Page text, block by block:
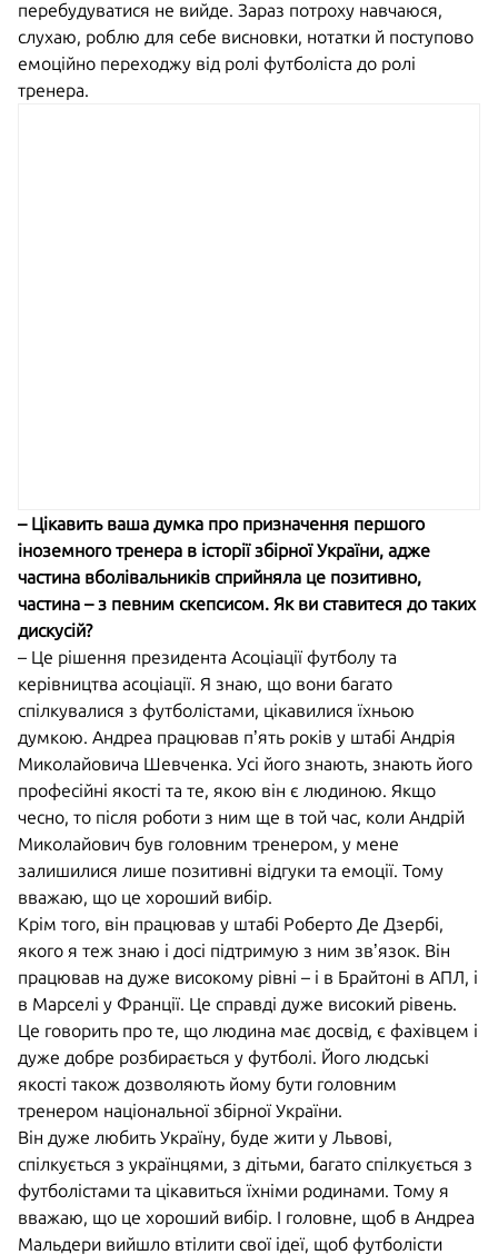
перебудуватися не вийде. Зараз потроху навчаюся,
слухаю, роблю для себе висновки, нотатки й поступово
емоційно переходжу від ролі футболіста до ролі
тренера.
– Цікавить ваша думка про призначення першого
іноземного тренера в історії збірної України, адже
частина вболівальників сприйняла це позитивно,
частина – з певним скепсисом. Як ви ставитеся до таких
дискусій?
– Це рішення президента Асоціації футболу та
керівництва асоціації. Я знаю, що вони багато
спілкувалися з футболістами, цікавилися їхньою
думкою. Андреа працював п’ять років у штабі Андрія
Миколайовича Шевченка. Усі його знають, знають його
професійні якості та те, якою він є людиною. Якщо
чесно, то після роботи з ним ще в той час, коли Андрій
Миколайович був головним тренером, у мене
залишилися лише позитивні відгуки та емоції. Тому
вважаю, що це хороший вибір.
Крім того, він працював у штабі Роберто Де Дзербі,
якого я теж знаю і досі підтримую з ним зв’язок. Він
працював на дуже високому рівні – і в Брайтоні в АПЛ, і
в Марселі у Франції. Це справді дуже високий рівень.
Це говорить про те, що людина має досвід, є фахівцем і
дуже добре розбирається у футболі. Його людські
якості також дозволяють йому бути головним
тренером національної збірної України.
Він дуже любить Україну, буде жити у Львові,
спілкується з українцями, з дітьми, багато спілкується з
футболістами та цікавиться їхніми родинами. Тому я
вважаю, що це хороший вибір. І головне, щоб в Андреа
Мальдери вийшло втілити свої ідеї, щоб футболісти